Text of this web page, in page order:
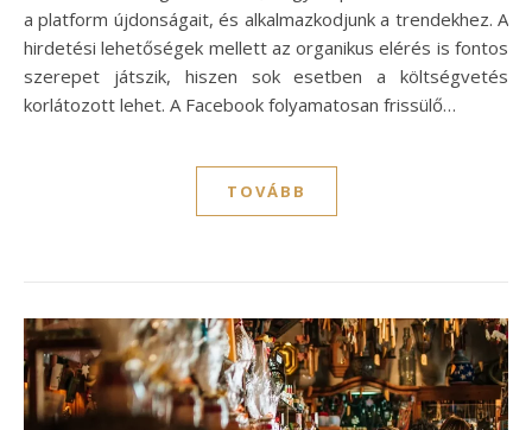
a platform újdonságait, és alkalmazkodjunk a trendekhez. A
hirdetési lehetőségek mellett az organikus elérés is fontos
szerepet játszik, hiszen sok esetben a költségvetés
korlátozott lehet. A Facebook folyamatosan frissülő…
TOVÁBB